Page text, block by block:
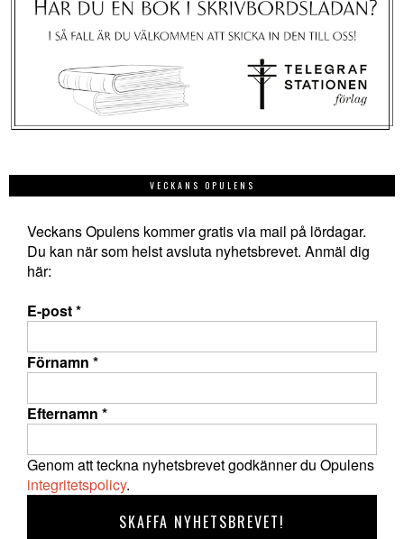
VECKANS OPULENS
Veckans Opulens kommer gratis via mail på lördagar.
Du kan när som helst avsluta nyhetsbrevet. Anmäl dig
här:
E-post*
Förnamn *
Efternamn *
Genom att teckna nyhetsbrevet godkänner du Opulens
integritetspolicy.